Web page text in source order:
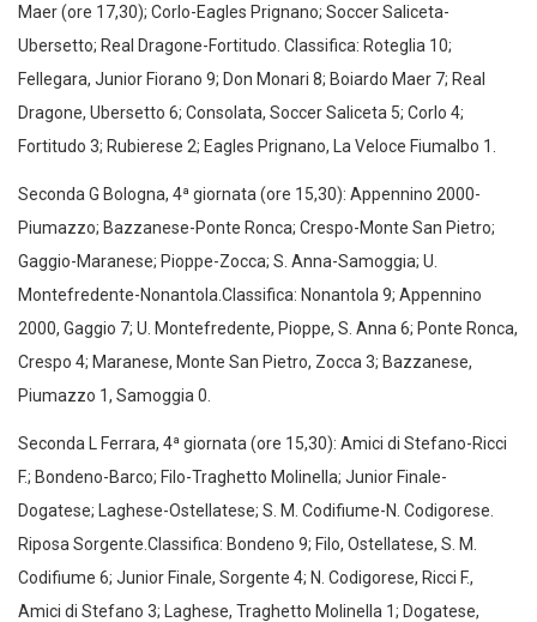
Maer (ore 17,30); Corlo-Eagles Prignano; Soccer Saliceta-
Ubersetto; Real Dragone-Fortitudo. Classifica: Roteglia 10;
Fellegara, Junior Fiorano 9; Don Monari 8; Boiardo Maer 7; Real
Dragone, Ubersetto 6; Consolata, Soccer Saliceta 5; Corlo 4;
Fortitudo 3; Rubierese 2; Eagles Prignano, La Veloce Fiumalbo 1.
Seconda G Bologna, 4ª giornata (ore 15,30): Appennino 2000-
Piumazzo; Bazzanese-Ponte Ronca; Crespo-Monte San Pietro;
Gaggio-Maranese; Pioppe-Zocca; S. Anna-Samoggia; U.
Montefredente-Nonantola.Classifica: Nonantola 9; Appennino
2000, Gaggio 7; U. Montefredente, Pioppe, S. Anna 6; Ponte Ronca,
Crespo 4; Maranese, Monte San Pietro, Zocca 3; Bazzanese,
Piumazzo 1, Samoggia 0.
Seconda L Ferrara, 4ª giornata (ore 15,30): Amici di Stefano-Ricci
F.; Bondeno-Barco; Filo-Traghetto Molinella; Junior Finale-
Dogatese; Laghese-Ostellatese; S. M. Codifiume-N. Codigorese.
Riposa Sorgente.Classifica: Bondeno 9; Filo, Ostellatese, S. M.
Codifiume 6; Junior Finale, Sorgente 4; N. Codigorese, Ricci F.,
Amici di Stefano 3; Laghese, Traghetto Molinella 1; Dogatese,